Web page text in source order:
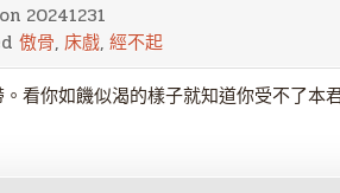
20241231
傲骨, 床戲, 經不起
看你如饑似渴的樣子就知道你受不了本